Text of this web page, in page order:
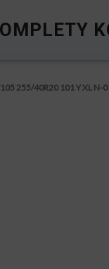
255/40R20 101 Y XL N-0